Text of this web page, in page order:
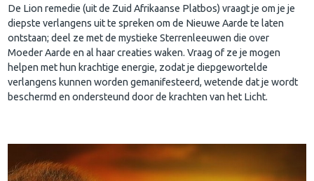
De Lion remedie (uit de Zuid Afrikaanse Platbos) vraagt je om je je
diepste verlangens uit te spreken om de Nieuwe Aarde te laten
ontstaan; deel ze met de mystieke Sterrenleeuwen die over
Moeder Aarde en al haar creaties waken. Vraag of ze je mogen
helpen met hun krachtige energie, zodat je diepgewortelde
verlangens kunnen worden gemanifesteerd, wetende dat je wordt
beschermd en ondersteund door de krachten van het Licht.